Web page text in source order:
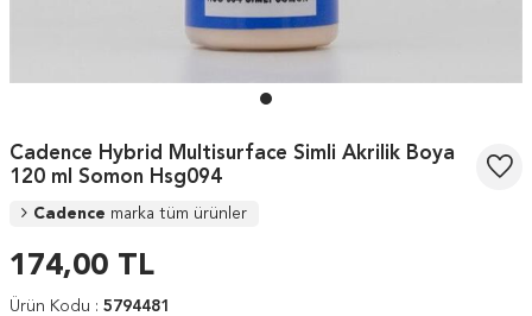
Cadence Hybrid Multisurface Simli Akrilik Boya
120 ml Somon Hsg094
Cadence marka tüm ürünler
174,00 TL
Ürün Kodu : 5794481